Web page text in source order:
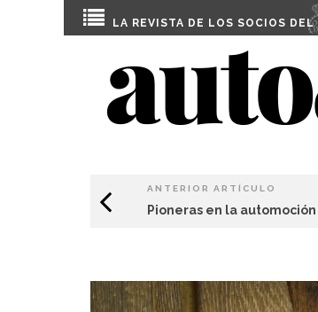
LA REVISTA DE LOS SOCIOS DEL
ANTERIOR ARTÍCULO
Pioneras en la automoción